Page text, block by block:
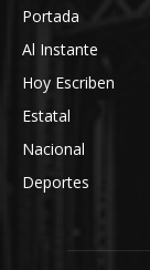
Portada
Al Instante
Hoy Escriben
Estatal
Nacional
Deportes